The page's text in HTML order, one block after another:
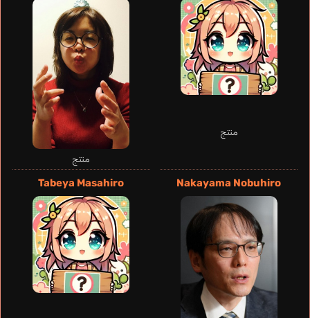
منتج
منتج
Nakayama Nobuhiro
Tabeya Masahiro
Aiba Asagi
Seto Asami
Akatsuki Hisano
Komiya Kazue